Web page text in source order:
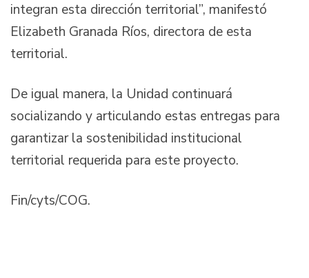
integran esta dirección territorial”, manifestó
Elizabeth Granada Ríos, directora de esta
territorial.
De igual manera, la Unidad continuará
socializando y articulando estas entregas para
garantizar la sostenibilidad institucional
territorial requerida para este proyecto.
Fin/cyts/COG.